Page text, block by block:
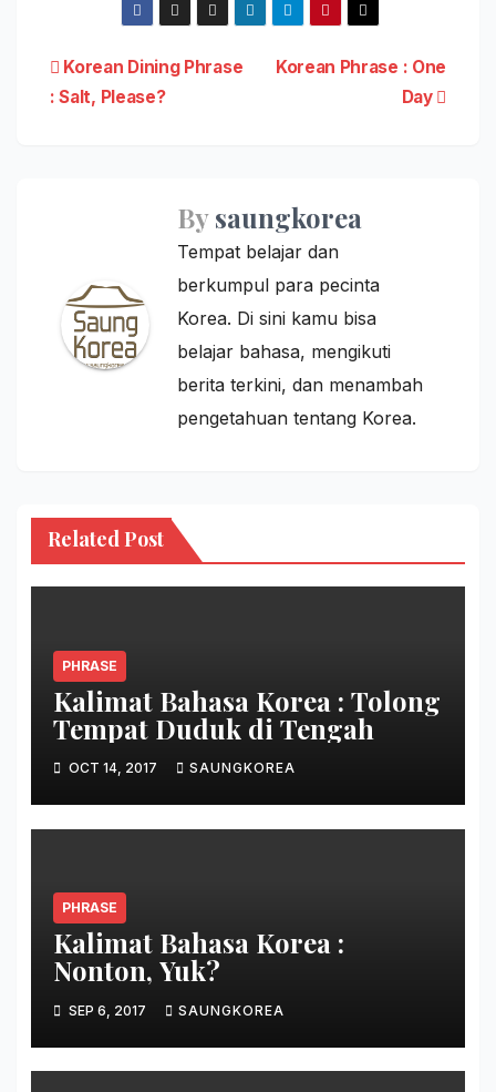
Post
navigation
Korean Phrase : One
Day
Korean Dining Phrase
: Salt, Please?
Bysaungkorea
Tempat belajar dan
berkumpul para pecinta
Korea. Di sini kamu bisa
belajar bahasa, mengikuti
berita terkini, dan menambah
pengetahuan tentang Korea.
Related Post
PHRASE
Kalimat Bahasa Korea : Tolong
Tempat Duduk di Tengah
OCT 14, 2017 SAUNGKOREA
PHRASE
Kalimat Bahasa Korea :
Nonton, Yuk?
SEP 6, 2017 SAUNGKOREA